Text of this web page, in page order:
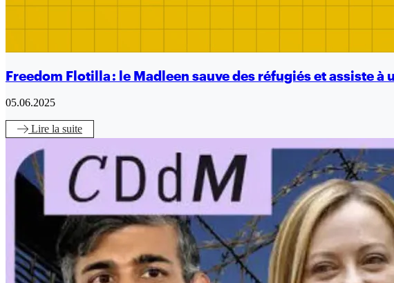
Freedom Flotilla : le Madleen sauve des réfugiés et assiste
05.06.2025
Lire la suite